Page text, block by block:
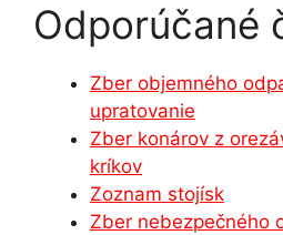
c
e
b
o
o
k
s
e
n
g
er
at
s
A
p
k
e
dI
n
Odporúčané
Zber objemného
upratovanie
Zber konárov z
kríkov
Zoznam stojísk
Zber nebezpečného